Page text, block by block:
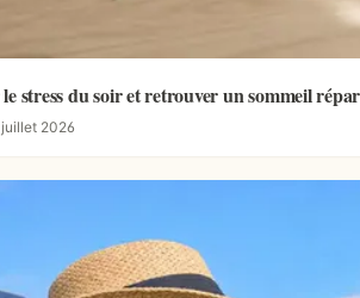
stress du soir et retrouver un sommeil
2026